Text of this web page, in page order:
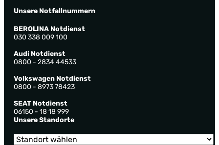
Unsere Notfallnummern
BEROLINA Notdienst
030 338 009 100
Audi Notdienst
0800 - 2834 44533
Volkswagen Notdienst
0800 - 8973 78423
SEAT Notdienst
06150 - 18 18 999
Unsere Standorte